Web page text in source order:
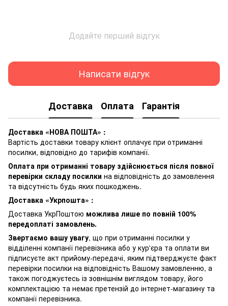
Додайте перший відгук
Написати відгук
Доставка Оплата Гарантія
Доставка «НОВА ПОШТА» :
Вартість доставки товару клієнт оплачує при отриманні
посилки, відповідно до тарифів компанії.
Оплата при отриманні товару здійснюється після повної
перевірки складу посилки на відповідність до замовлення
та відсутність будь яких пошкоджень.
Доставка «Укрпошта» :
Доставка УкрПоштою можлива лише по повній 100%
передоплаті замовлень.
Звертаємо вашу увагу, що при отриманні посилки у
відділенні компанії перевізника або у кур'єра та оплати ви
підписуєте акт прийому-передачі, яким підтверджуєте факт
перевірки посилки на відповідність Вашому замовленню, а
також погоджуєтесь із зовнішнім виглядом товару, його
комплектацією та немає претензій до інтернет-магазину та
компанії перевізника.